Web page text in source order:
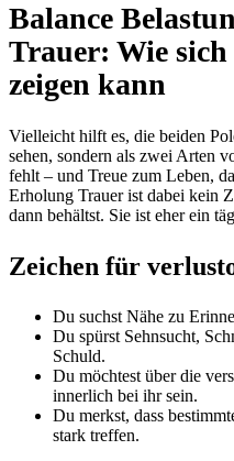
Balance
Trauer: Wie
zeigen kann
Vielleicht hilft es, die beiden
sehen, sondern als zwei Arten
fehlt – und Treue zum Leben,
Erholung Trauer ist dabei kein
dann behältst. Sie ist eher ein
Zeichen für
Du suchst Nähe zu
Du spürst Sehnsucht,
Schuld.
Du möchtest über die
innerlich bei ihr sein.
Du merkst, dass
stark treffen.